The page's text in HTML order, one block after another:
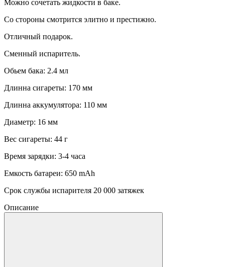
Можно сочетать жидкости в баке.
Со стороны смотрится элитно и престижно.
Отличный подарок.
Сменный испаритель.
Обьем бака: 2.4 мл
Длинна сигареты: 170 мм
Длинна аккумулятора: 110 мм
Диаметр: 16 мм
Вес сигареты: 44 г
Время зарядки: 3-4 часа
Емкость батареи: 650 mAh
Срок службы испарителя 20 000 затяжек
Описание